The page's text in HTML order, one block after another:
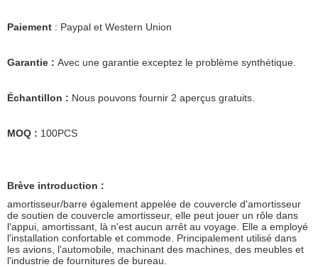
Paiement : Paypal et Western Union
Garantie : Avec une garantie exceptez le problème synthétique.
Échantillon : Nous pouvons fournir 2 aperçus gratuits.
MOQ : 100PCS
Brève introduction :
amortisseur/barre également appelée de couvercle d'amortisseur
de soutien de couvercle amortisseur, elle peut jouer un rôle dans
l'appui, amortissant, là n'est aucun arrêt au voyage. Elle a employé
l'installation confortable et commode. Principalement utilisé dans
les avions, l'automobile, machinant des machines, des meubles et
l'industrie de fournitures de bureau.